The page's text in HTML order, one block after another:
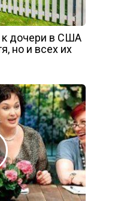
к дочери в США
но и всех их